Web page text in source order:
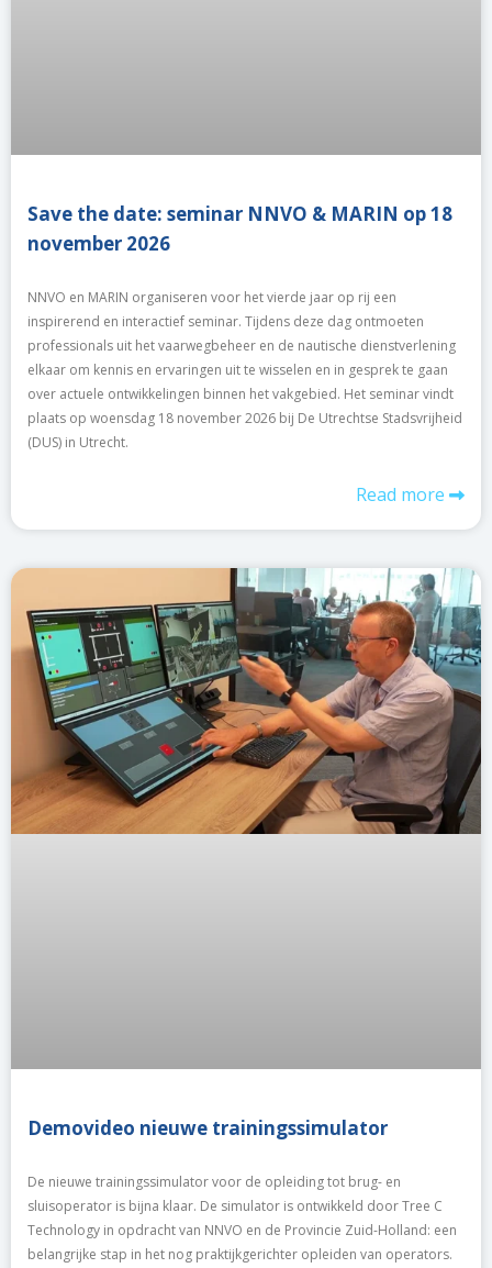
Save the date: seminar NNVO & MARIN op 18
november 2026
NNVO en MARIN organiseren voor het vierde jaar op rij een
inspirerend en interactief seminar. Tijdens deze dag ontmoeten
professionals uit het vaarwegbeheer en de nautische dienstverlening
elkaar om kennis en ervaringen uit te wisselen en in gesprek te gaan
over actuele ontwikkelingen binnen het vakgebied. Het seminar vindt
plaats op woensdag 18 november 2026 bij De Utrechtse Stadsvrijheid
(DUS) in Utrecht.
Read more
Demovideo nieuwe trainingssimulator
De nieuwe trainingssimulator voor de opleiding tot brug- en
sluisoperator is bijna klaar. De simulator is ontwikkeld door Tree C
Technology in opdracht van NNVO en de Provincie Zuid-Holland: een
belangrijke stap in het nog praktijkgerichter opleiden van operators.